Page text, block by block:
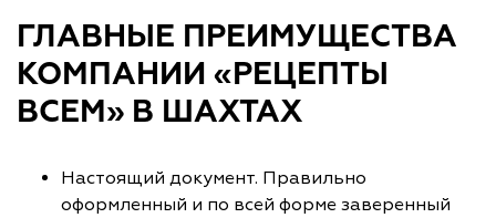
ГЛАВНЫЕ ПРЕИМУЩЕСТВА
КОМПАНИИ «РЕЦЕПТЫ
ВСЕМ» В ШАХТАХ
Настоящий документ. Правильно
оформленный и по всей форме заверенный